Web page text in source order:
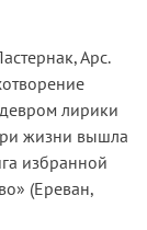
Арс.
лирики
жизни вышла
избранной
(Ереван,